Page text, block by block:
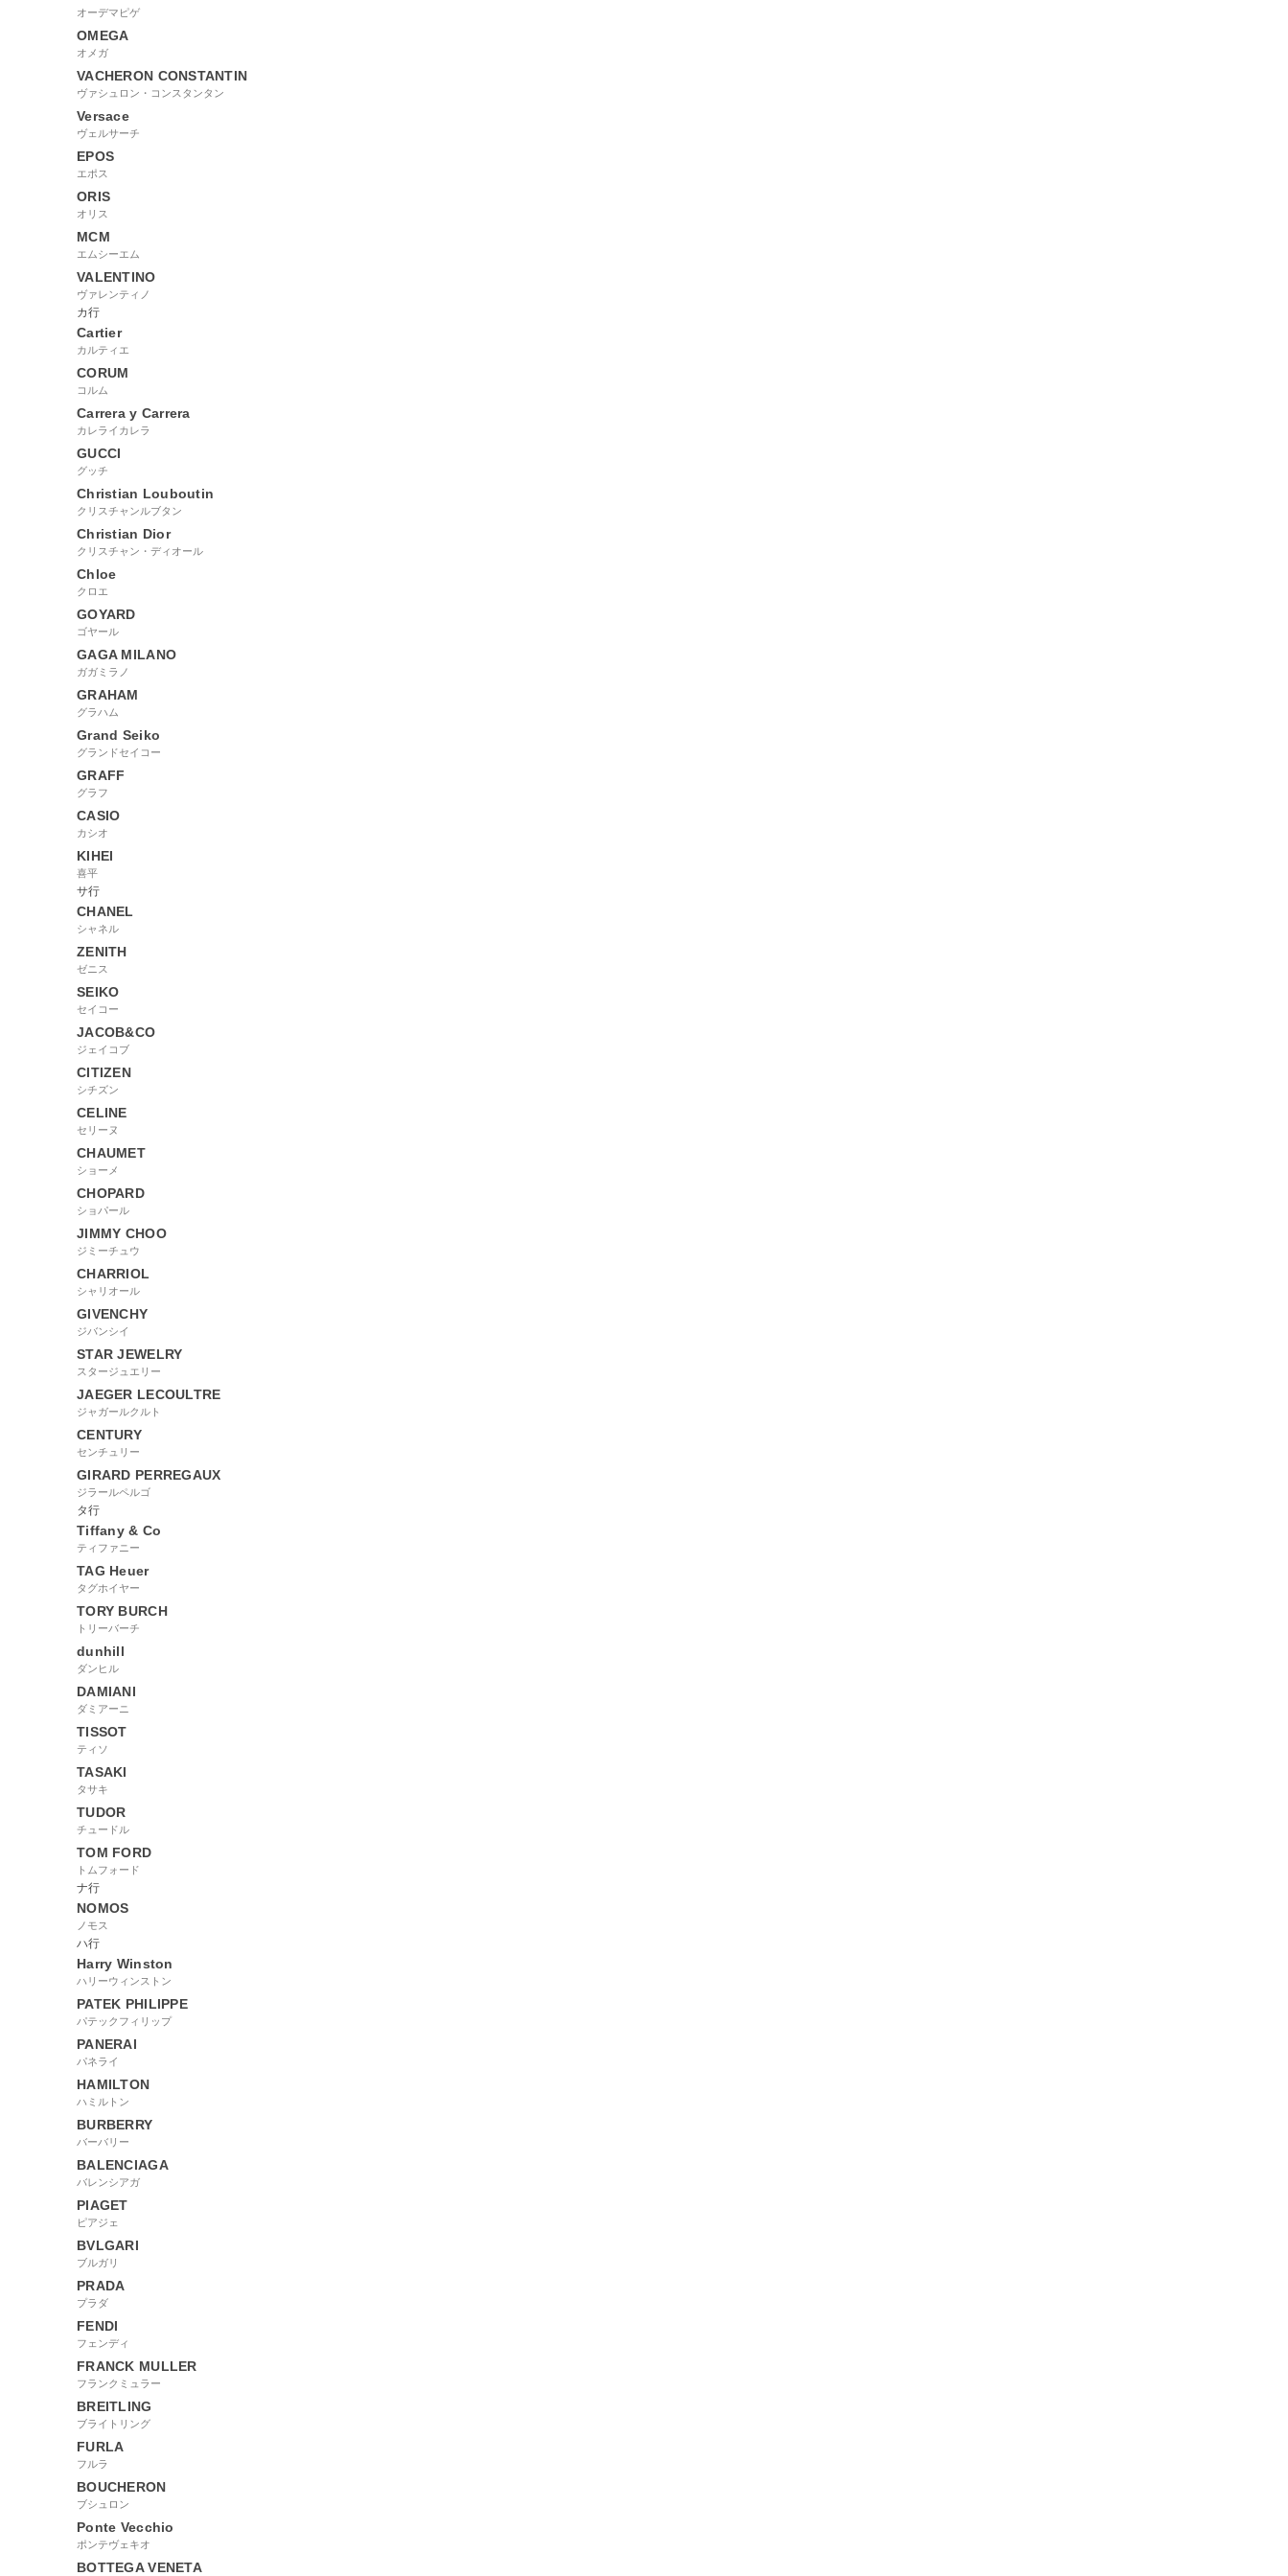
オーデマピゲ
OMEGA
オメガ
VACHERON CONSTANTIN
ヴァシュロン・コンスタンタン
Versace
ヴェルサーチ
EPOS
エポス
ORIS
オリス
MCM
エムシーエム
VALENTINO
ヴァレンティノ
カ行
Cartier
カルティエ
CORUM
コルム
Carrera y Carrera
カレライカレラ
GUCCI
グッチ
Christian Louboutin
クリスチャンルブタン
Christian Dior
クリスチャン・ディオール
Chloe
クロエ
GOYARD
ゴヤール
GAGA MILANO
ガガミラノ
GRAHAM
グラハム
Grand Seiko
グランドセイコー
GRAFF
グラフ
CASIO
カシオ
KIHEI
喜平
サ行
CHANEL
シャネル
ZENITH
ゼニス
SEIKO
セイコー
JACOB&CO
ジェイコブ
CITIZEN
シチズン
CELINE
セリーヌ
CHAUMET
ショーメ
CHOPARD
ショパール
JIMMY CHOO
ジミーチュウ
CHARRIOL
シャリオール
GIVENCHY
ジバンシイ
STAR JEWELRY
スタージュエリー
JAEGER LECOULTRE
ジャガールクルト
CENTURY
センチュリー
GIRARD PERREGAUX
ジラールペルゴ
タ行
Tiffany & Co
ティファニー
TAG Heuer
タグホイヤー
TORY BURCH
トリーバーチ
dunhill
ダンヒル
DAMIANI
ダミアーニ
TISSOT
ティソ
TASAKI
タサキ
TUDOR
チュードル
TOM FORD
トムフォード
ナ行
NOMOS
ノモス
ハ行
Harry Winston
ハリーウィンストン
PATEK PHILIPPE
パテックフィリップ
PANERAI
パネライ
HAMILTON
ハミルトン
BURBERRY
バーバリー
BALENCIAGA
バレンシアガ
PIAGET
ピアジェ
BVLGARI
ブルガリ
PRADA
プラダ
FENDI
フェンディ
FRANCK MULLER
フランクミュラー
BREITLING
ブライトリング
FURLA
フルラ
BOUCHERON
ブシュロン
Ponte Vecchio
ポンテヴェキオ
BOTTEGA VENETA